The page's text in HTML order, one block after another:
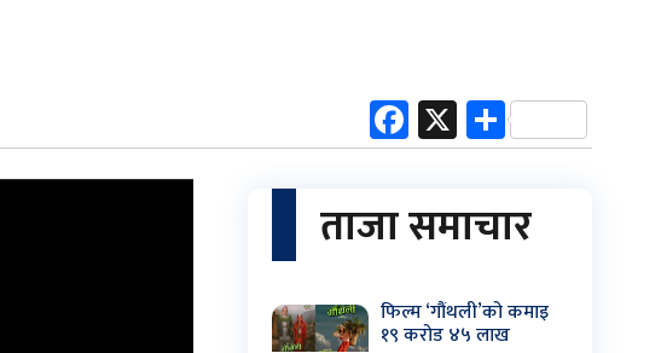
Facebook
XShare
ताजा समाचार
फिल्म ‘गौंथली’को कमाइ
१९ करोड ४५ लाख